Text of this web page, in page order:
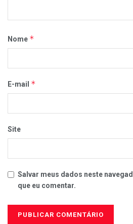
Nome *
E-mail *
Site
Salvar meus dados neste
que eu comentar.